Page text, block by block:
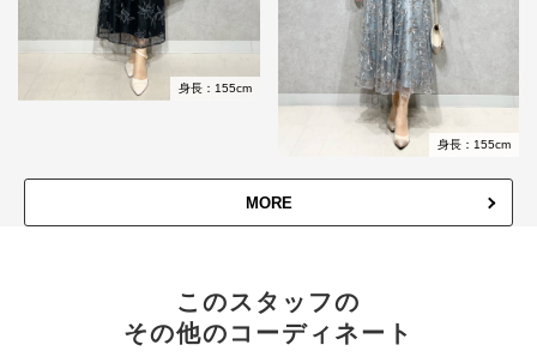
身長：155cm
身長：155cm
MORE
このスタッフの
その他のコーディネート